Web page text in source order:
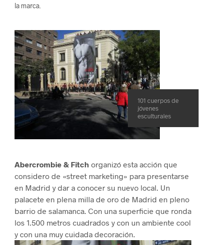
la marca.
101 cuerpos de
jóvenes
esculturales
Abercrombie & Fitch organizó esta acción que
considero de «street marketing» para presentarse
en Madrid y dar a conocer su nuevo local. Un
palacete en plena milla de oro de Madrid en pleno
barrio de salamanca. Con una superficie que ronda
los 1.500 metros cuadrados y con un ambiente cool
y con una muy cuidada decoración.